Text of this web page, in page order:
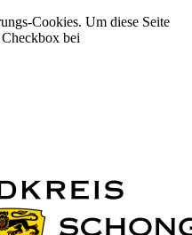
Cookies. Um diese Seite
bei